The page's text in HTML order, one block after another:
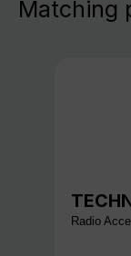
Matching
Radio